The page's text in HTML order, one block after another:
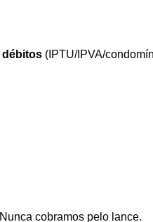
débitos (IPTU/IPVA/
cobramos pelo lance.